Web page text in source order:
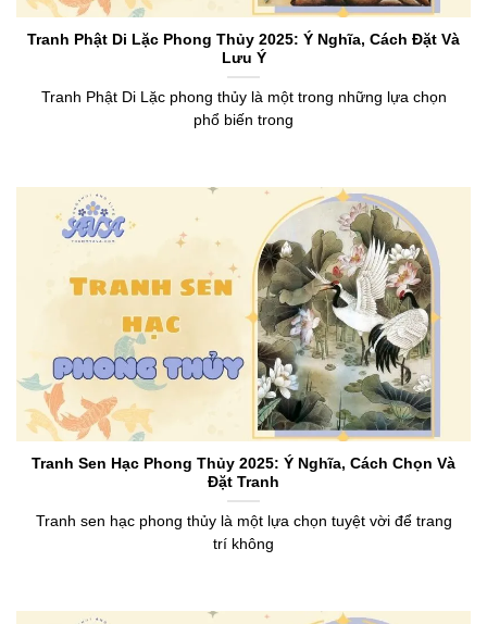
Tranh Phật Di Lặc Phong Thủy 2025: Ý Nghĩa, Cách Đặt Và
Lưu Ý
Tranh Phật Di Lặc phong thủy là một trong những lựa chọn
phổ biến trong
Tranh Sen Hạc Phong Thủy 2025: Ý Nghĩa, Cách Chọn Và
Đặt Tranh
Tranh sen hạc phong thủy là một lựa chọn tuyệt vời để trang
trí không